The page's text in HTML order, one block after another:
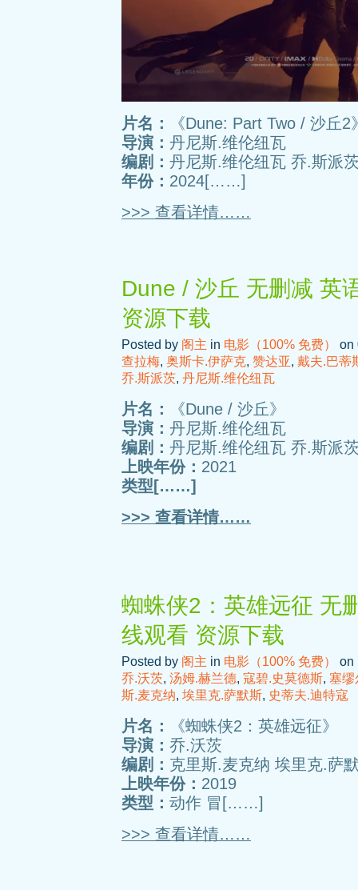
片名：
《Dune: Part Two / 沙丘2
导演： 丹尼斯.维伦纽瓦
编剧： 丹尼斯.维伦纽瓦 乔.斯派
年份： 2024[……]
>>> 查看详情……
Dune / 沙丘 无删减 英
资源下载
Posted by 阁主 in 电影（100% 免费）
on
查拉梅, 奥斯卡.伊萨克, 赞达亚, 戴夫.巴蒂
乔.斯派茨, 丹尼斯.维伦纽瓦
片名：
《Dune / 沙丘》
导演： 丹尼斯.维伦纽瓦
编剧： 丹尼斯.维伦纽瓦 乔.斯派
上映年份： 2021
类型[……]
>>> 查看详情……
蜘蛛侠2：英雄远征 无
线观看 资源下载
Posted by 阁主 in 电影（100% 免费）
on
乔.沃茨, 汤姆.赫兰德, 寇碧.史莫德斯, 塞缪
斯.麦克纳, 埃里克.萨默斯, 史蒂夫.迪特寇
片名：
《蜘蛛侠2：英雄远征》
导演： 乔.沃茨
编剧： 克里斯.麦克纳 埃里克.萨
上映年份： 2019
类型： 动作 冒[……]
>>> 查看详情……